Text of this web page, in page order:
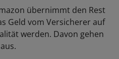
übernimmt den Rest
Geld vom Versicherer auf
werden. Davon gehen